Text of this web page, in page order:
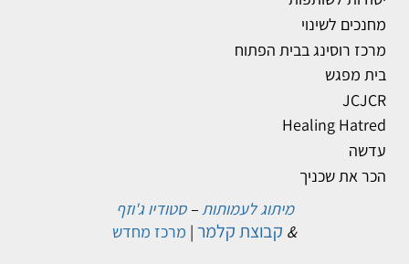
מחנכים לשינוי
מרכז רוסינג בבית הפתוח
בית מפגש
JCJCR
Healing Hatred
עדשה
הכר את שכניך
מיתוג לעמותות–סטודיו ג'וזף
& קבוצת קלמר | מרכז מחדש